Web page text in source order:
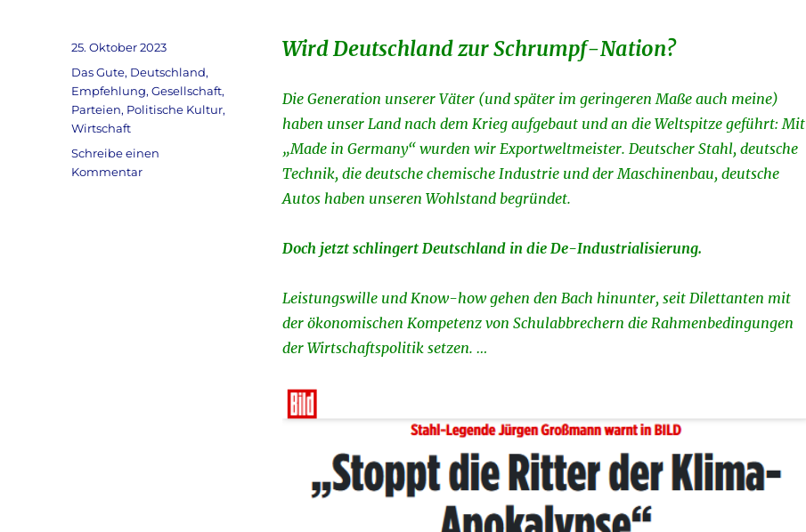
Wird Deutschland zur Schrumpf-Nation?
Die Generation unserer Väter (und später im geringeren Maße auch meine)
haben unser Land nach dem Krieg aufgebaut und an die Weltspitze geführt: Mit
„Made in Germany“ wurden wir Exportweltmeister. Deutscher Stahl, deutsche
Technik, die deutsche chemische Industrie und der Maschinenbau, deutsche
Autos haben unseren Wohlstand begründet.
Doch jetzt schlingert Deutschland in die De-Industrialisierung.
Leistungswille und Know-how gehen den Bach hinunter, seit Dilettanten mit
der ökonomischen Kompetenz von Schulabbrechern die Rahmenbedingungen
der Wirtschaftspolitik setzen. …
Veröffentlicht
am
25. Oktober 2023
Kategorien
Das Gute, Deutschland,
Empfehlung,Gesellschaft,
Parteien, Politische Kultur,
Wirtschaft
Schreibe einen
Kommentarzu